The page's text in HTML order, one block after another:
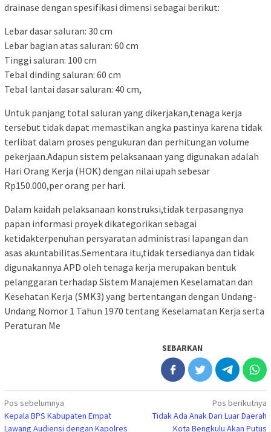
drainase dengan spesifikasi dimensi sebagai berikut:
Lebar dasar saluran: 30 cm
Lebar bagian atas saluran: 60 cm
Tinggi saluran: 100 cm
Tebal dinding saluran: 60 cm
Tebal lantai dasar saluran: 40 cm,
Untuk panjang total saluran yang dikerjakan,tenaga kerja
tersebut tidak dapat memastikan angka pastinya karena tidak
terlibat dalam proses pengukuran dan perhitungan volume
pekerjaan.Adapun sistem pelaksanaan yang digunakan adalah
Hari Orang Kerja (HOK) dengan nilai upah sebesar
Rp150.000,per orang per hari.
Dalam kaidah pelaksanaan konstruksi,tidak terpasangnya
papan informasi proyek dikategorikan sebagai
ketidakterpenuhan persyaratan administrasi lapangan dan
asas akuntabilitas.Sementara itu,tidak tersedianya dan tidak
digunakannya APD oleh tenaga kerja merupakan bentuk
pelanggaran terhadap Sistem Manajemen Keselamatan dan
Kesehatan Kerja (SMK3) yang bertentangan dengan Undang-
Undang Nomor 1 Tahun 1970 tentang Keselamatan Kerja serta
Peraturan Me
SEBARKAN
Navigasi
pos
Pos sebelumnya
Kepala BPS Kabupaten Empat
Lawang Audiensi dengan Kapolres
Pos berikutnya
Tidak Ada Anak Dari Luar Daerah
Kota Bengkulu Akan Putus